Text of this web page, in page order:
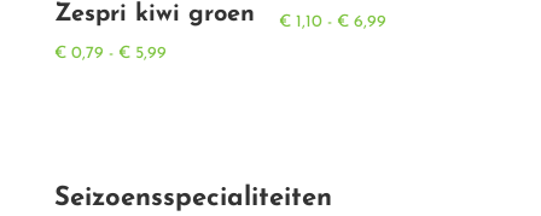
Zespri kiwi groen
€0,79 - €5,99Prijsklasse:
€ 1,10 - € 6,99
Seizoensspecialiteiten